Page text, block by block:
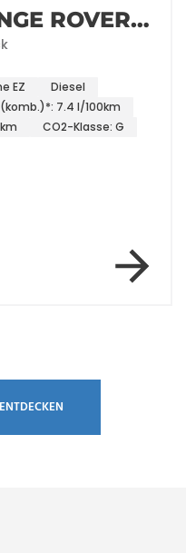
ROVER
EZ
Diesel
7.4 l/100km
CO2-Klasse: G